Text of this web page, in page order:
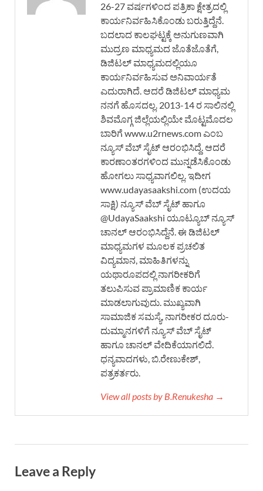
26-27 ವರ್ಷಗಳಿಂದ ಪತ್ರಿಕಾ ಕ್ಷೇತ್ರದಲ್ಲಿ
ಕಾರ್ಯನಿರ್ವಹಿಸಿಕೊಂಡು ಬರುತ್ತಿದ್ದೆನೆ.
ಬದಲಾದ ಕಾಲಘಟ್ಟಕ್ಕೆ ಅನುಗುಣವಾಗಿ
ಮುದ್ರಣ ಮಾಧ್ಯಮದ ಜೊತೆಜೊತೆಗೆ,
ಡಿಜಿಟಲ್ ಮಾಧ್ಯಮದಲ್ಲಿಯೂ
ಕಾರ್ಯನಿರ್ವಹಿಸುವ ಅನಿವಾರ್ಯತೆ
ಎದುರಾಗಿದೆ. ಆದರೆ ಡಿಜಿಟಲ್ ಮಾಧ್ಯಮ
ನನಗೆ ಹೊಸದಲ್ಲ. 2013-14 ರ ಸಾಲಿನಲ್ಲಿ
ಶಿವಮೊಗ್ಗ ಜಿಲ್ಲೆಯಲ್ಲಿಯೇ ಮೊಟ್ಟಮೊದಲ
ಬಾರಿಗೆ www.u2rnews.com ಎಂಬ
ನ್ಯೂಸ್ ವೆಬ್ ಸೈಟ್ ಆರಂಭಿಸಿದ್ದೆ. ಆದರೆ
ಕಾರಣಾಂತರಗಳಿಂದ ಮುನ್ನಡೆಸಿಕೊಂಡು
ಹೋಗಲು ಸಾಧ್ಯವಾಗಲಿಲ್ಲ. ಇದೀಗ
www.udayasaakshi.com (ಉದಯ
ಸಾಕ್ಷಿ) ನ್ಯೂಸ್ ವೆಬ್ ಸೈಟ್ ಹಾಗೂ
@UdayaSaakshi ಯೂಟ್ಯೂಬ್ ನ್ಯೂಸ್
ಚಾನಲ್ ಆರಂಭಿಸಿದ್ದೆನೆ. ಈ ಡಿಜಿಟಲ್
ಮಾಧ್ಯಮಗಳ ಮೂಲಕ ಪ್ರಚಲಿತ
ವಿದ್ಯಮಾನ, ಮಾಹಿತಿಗಳನ್ನು
ಯಥಾರೂಪದಲ್ಲಿ ನಾಗರೀಕರಿಗೆ
ತಲುಪಿಸುವ ಪ್ರಾಮಾಣಿಕ ಕಾರ್ಯ
ಮಾಡಲಾಗುವುದು. ಮುಖ್ಯವಾಗಿ
ಸಾಮಾಜಿಕ ಸಮಸ್ಯೆ, ನಾಗರೀಕರ ದೂರು-
ದುಮ್ಮಾನಗಳಿಗೆ ನ್ಯೂಸ್ ವೆಬ್ ಸೈಟ್
ಹಾಗೂ ಚಾನಲ್ ವೇದಿಕೆಯಾಗಲಿದೆ.
ಧನ್ಯವಾದಗಳು, ಬಿ.ರೇಣುಕೇಶ್,
ಪತ್ರಕರ್ತರು.
View all posts by B.Renukesha →
Leave a Reply